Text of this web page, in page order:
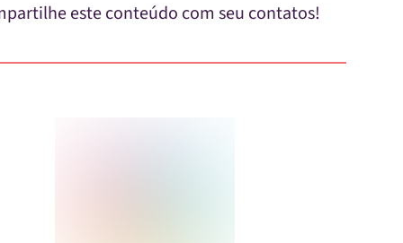
este conteúdo com seu contatos!